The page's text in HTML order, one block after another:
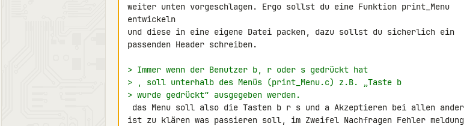
weiter unten vorgeschlagen. Ergo sollst du eine Funktion print_Menu
entwickeln
und diese in eine eigene Datei packen, dazu sollst du sicherlich ein
passenden Header schreiben.
> Immer wenn der Benutzer b, r oder s gedrückt hat
> , soll unterhalb des Menüs (print_Menu.c) z.B. „Taste b
> wurde gedrückt“ ausgegeben werden.
ist zu klären was passieren soll, im Zweifel Nachfragen Fehler meldung